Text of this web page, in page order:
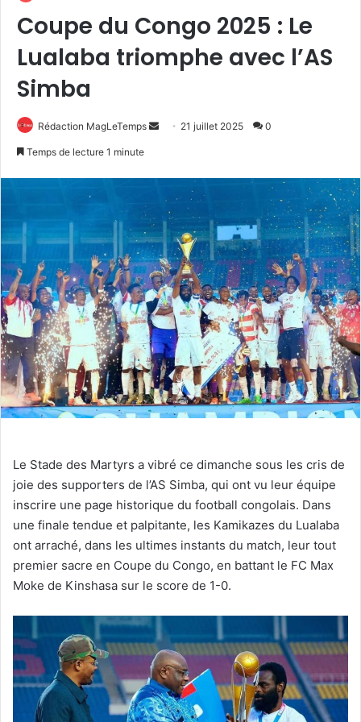
Coupe du Congo 2025 : Le
Lualaba triomphe avec l’AS
Simba
Rédaction MagLeTemps
Envoyer21 juillet 2025 0
Temps de lecture 1 minute
Le Stade des Martyrs a vibré ce dimanche sous les cris de
joie des supporters de l’AS Simba, qui ont vu leur équipe
inscrire une page historique du football congolais. Dans
une finale tendue et palpitante, les Kamikazes du Lualaba
ont arraché, dans les ultimes instants du match, leur tout
premier sacre en Coupe du Congo, en battant le FC Max
Moke de Kinshasa sur le score de 1-0.